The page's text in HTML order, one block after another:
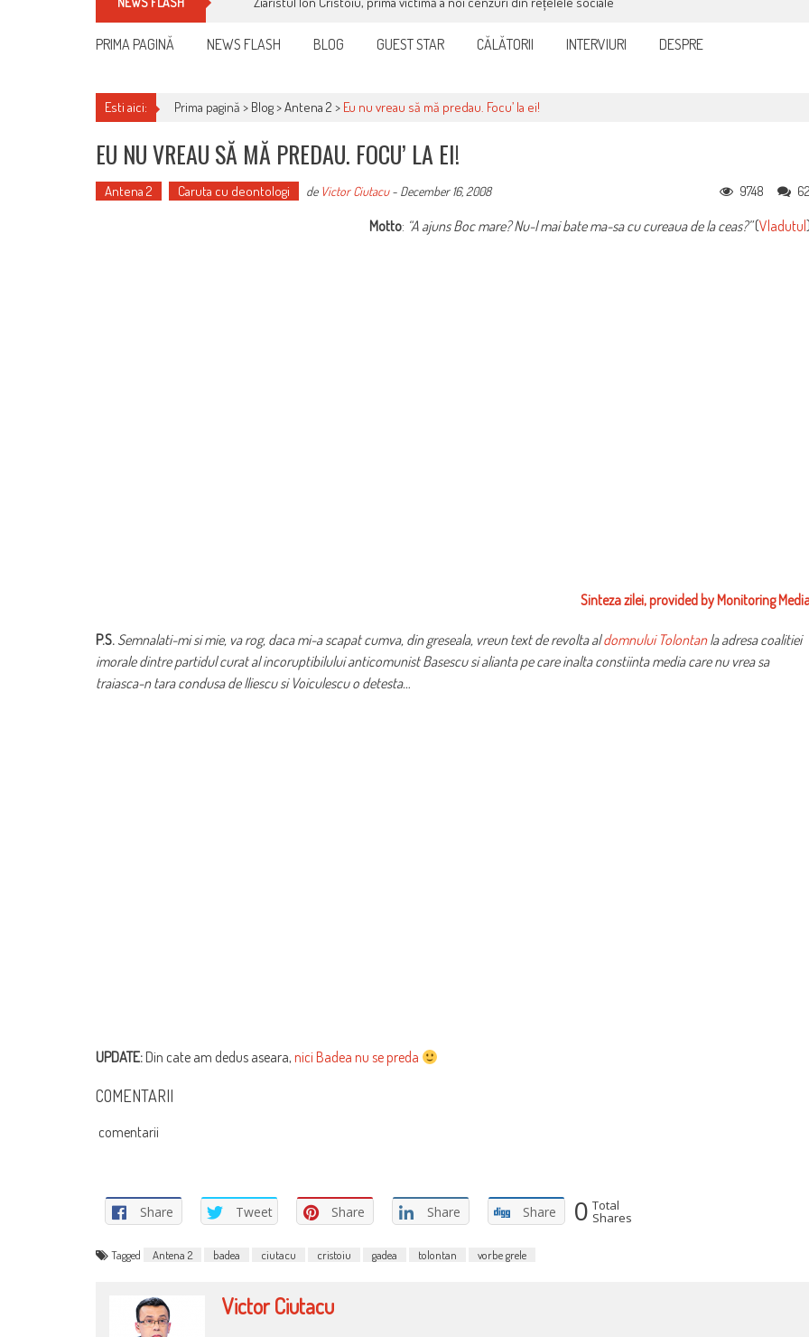
PRIMA PAGINĂ NEWS FLASH BLOG GUEST STAR CĂLĂTORII INTERVIURI DESPRE
Esti aici: Prima pagină > Blog>Antena 2 > Eu nu vreau să mă predau. Focu’ la ei!
EU NU VREAU SĂ MĂ PREDAU. FOCU’ LA EI!
Antena 2 Caruta cu deontologi de Victor Ciutacu- December 16, 2008 9748
Motto: “A ajuns Boc mare? Nu-l mai bate ma-sa cu cureaua de la ceas?”(Vladutul
Sinteza zilei, provided by Monitoring
P.S. Semnalati-mi si mie, va rog, daca mi-a scapat cumva, din greseala, vreun text de revolta aldomnului Tolontanla adresa coalitiei
imorale dintre partidul curat al incoruptibilului anticomunist Basescu si alianta pe care inalta constiinta media care nu vrea sa
traiasca-n tara condusa de Iliescu si Voiculescu o detesta…
UPDATE: Din cate am dedus aseara, nici Badea nu se preda
COMENTARII
comentarii
Share Tweet Share Share Share 0 Total
Shares
Tagged Antena 2 badea ciutacu cristoiu gadea tolontan vorbe grele
Victor Ciutacu